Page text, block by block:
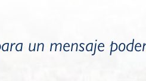
un mensaje